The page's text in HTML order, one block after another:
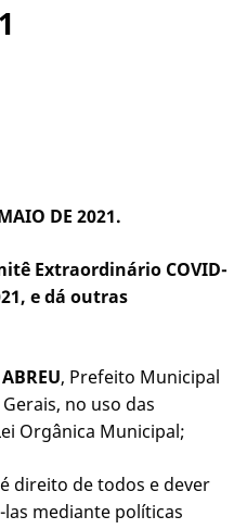
DE 2021.
Extraordinário COVID-
e dá outras
, Prefeito Municipal
no uso das
Orgânica Municipal;
direito de todos e dever
mediante políticas